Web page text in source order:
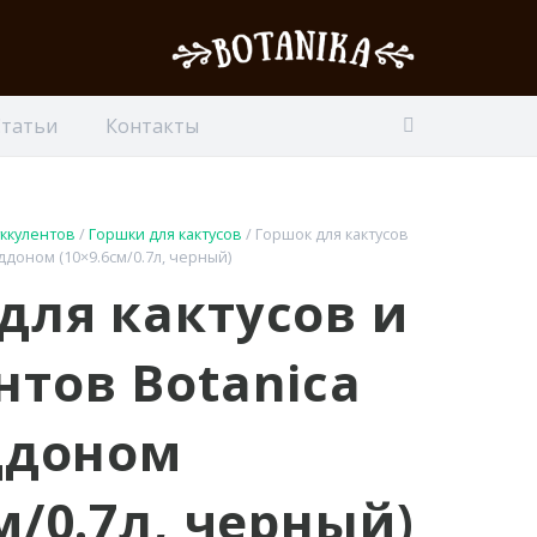
Контакты
/Горшки для кактусов / Горшок для кактусов
(10×9.6см/0.7л, черный)
кактусов и
Botanica
0.7л, черный)